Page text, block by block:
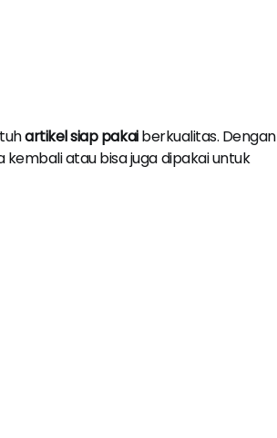
artikel siap pakaiberkualitas. Dengan
atau bisa juga dipakai untuk